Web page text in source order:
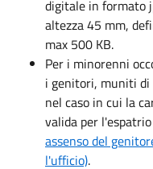
digitale in formato
altezza 45 mm,
max 500 KB.
Per i minorenni
i genitori, muniti di
nel caso in cui la
valida per l'espatrio
assenso del
l'ufficio).